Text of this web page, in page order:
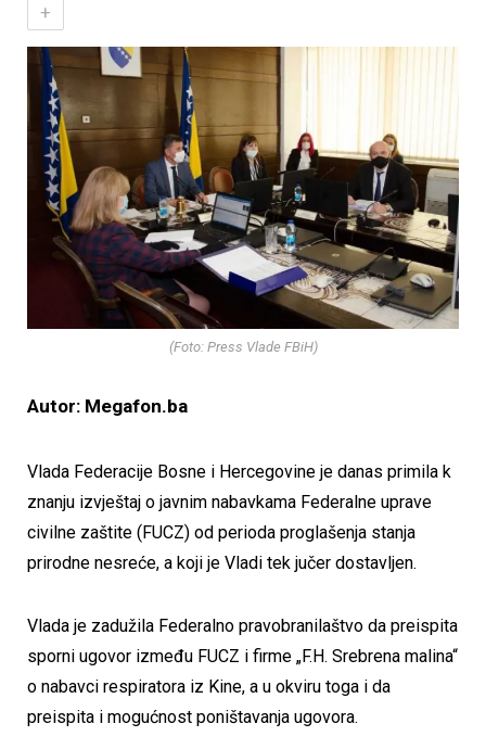
+
(Foto: Press Vlade FBiH)
Autor: Megafon.ba
Vlada Federacije Bosne i Hercegovine je danas primila k
znanju izvještaj o javnim nabavkama Federalne uprave
civilne zaštite (FUCZ) od perioda proglašenja stanja
prirodne nesreće, a koji je Vladi tek jučer dostavljen.
Vlada je zadužila Federalno pravobranilaštvo da preispita
sporni ugovor između FUCZ i firme „F.H. Srebrena malina“
o nabavci respiratora iz Kine, a u okviru toga i da
preispita i mogućnost poništavanja ugovora.